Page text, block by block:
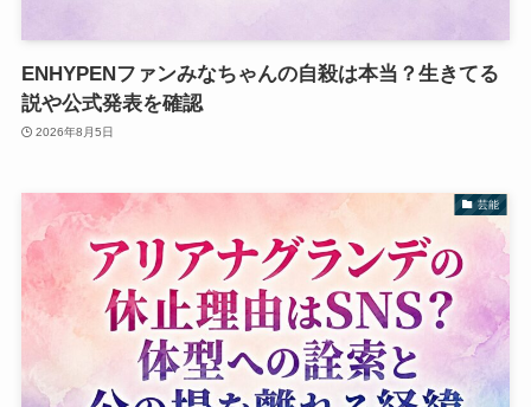
ENHYPENファンみなちゃんの自殺は本当？生きてる
説や公式発表を確認
2026年8月5日
芸能